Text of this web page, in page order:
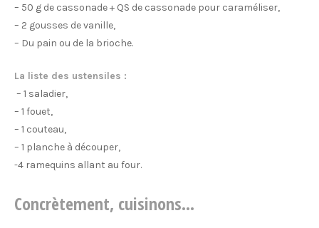
– 50 g de cassonade + QS de cassonade pour caraméliser,
– 2 gousses de vanille,
– Du pain ou de la brioche.
La liste des ustensiles :
– 1 saladier,
– 1 fouet,
– 1 couteau,
– 1 planche à découper,
-4 ramequins allant au four.
Concrètement, cuisinons…